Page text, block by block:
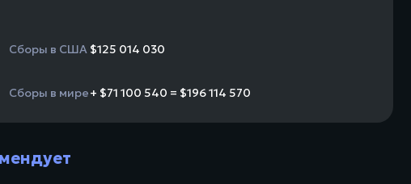
Сборы в США $125 014 030
Сборы в мире+ $71 100 540 = $196 114 570